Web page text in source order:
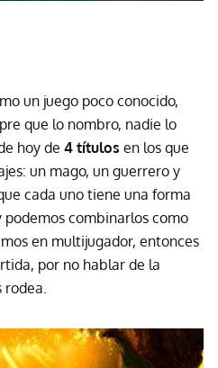
un juego poco conocido,
que lo nombro, nadie lo
hoy de 4 títulos en los que
un mago, un guerrero y
cada uno tiene una forma
combinarlos como
en multijugador, entonces
por no hablar de la